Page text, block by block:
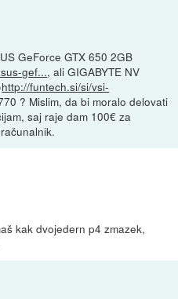
GeForce GTX 650 2GB
gef..., ali GIGABYTE NV
http://funtech.si/si/vsi-
? Mislim, da bi moralo delovati
saj raje dam 100€ za
kak dvojedern p4 zmazek,